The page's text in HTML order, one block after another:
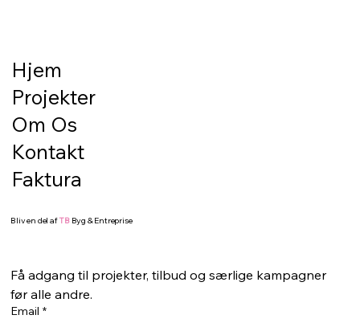
Hjem
Projekter
Om Os
Kontakt
Faktura
Bliv en del afTBByg & Entreprise
Få adgang til projekter, tilbud og særlige kampagner
før alle andre.
Email *